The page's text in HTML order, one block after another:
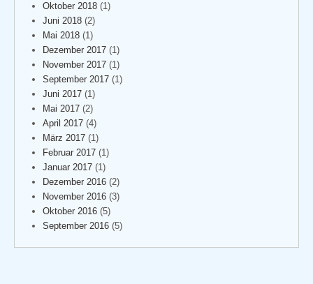
Oktober 2018 (1)
Juni 2018 (2)
Mai 2018 (1)
Dezember 2017 (1)
November 2017 (1)
September 2017 (1)
Juni 2017 (1)
Mai 2017 (2)
April 2017 (4)
März 2017 (1)
Februar 2017 (1)
Januar 2017 (1)
Dezember 2016 (2)
November 2016 (3)
Oktober 2016 (5)
September 2016 (5)